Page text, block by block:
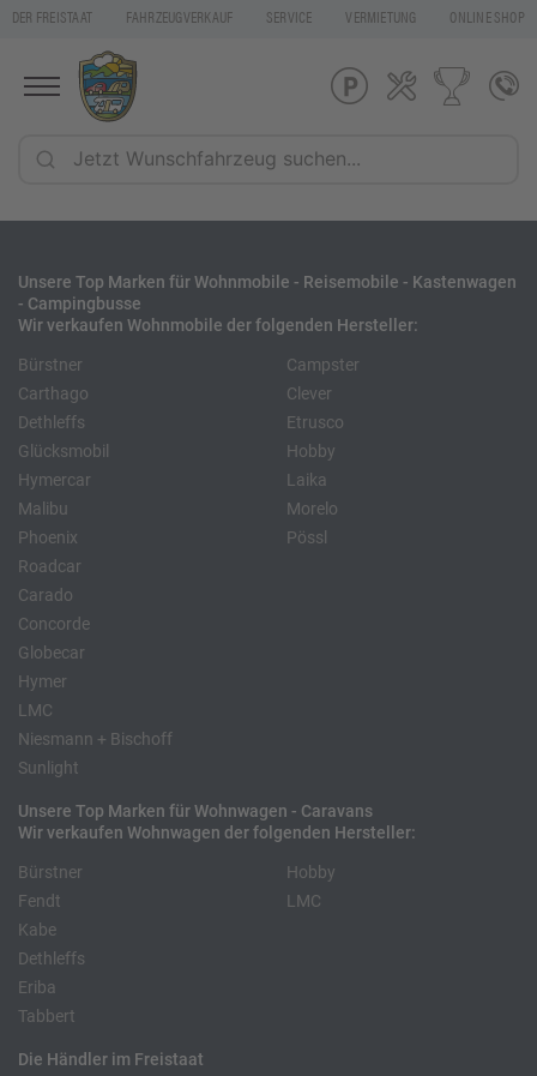
DER FREISTAAT FAHRZEUGVERKAUF SERVICE VERMIETUNG ONLINE SHOP
Unsere Top Marken für Wohnmobile - Reisemobile - Kastenwagen
- Campingbusse
Wir verkaufen Wohnmobile der folgenden Hersteller:
Bürstner
Carthago
Dethleffs
Glücksmobil
Hymercar
Malibu
Phoenix
Roadcar
Campster
Clever
Etrusco
Hobby
Laika
Morelo
Pössl
Carado
Concorde
Globecar
Hymer
LMC
Niesmann + Bischoff
Sunlight
Unsere Top Marken für Wohnwagen - Caravans
Wir verkaufen Wohnwagen der folgenden Hersteller:
Bürstner
Fendt
Kabe
Hobby
LMC
Dethleffs
Eriba
Tabbert
Die Händler im Freistaat